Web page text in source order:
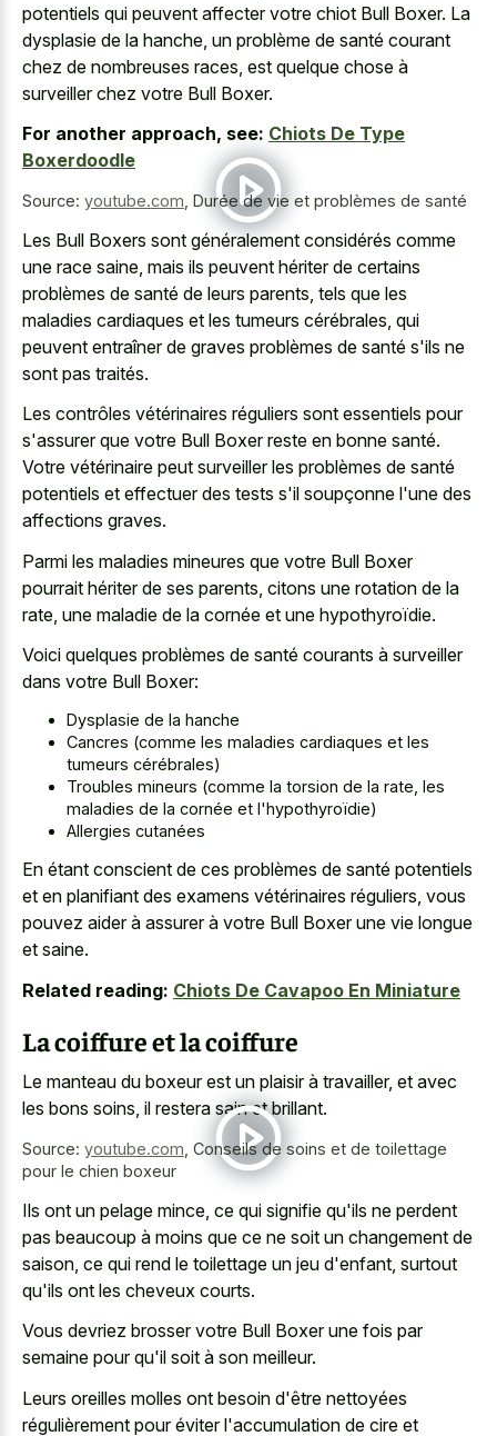
potentiels qui peuvent affecter votre chiot Bull Boxer. La
dysplasie de la hanche, un problème de santé courant
chez de nombreuses races, est quelque chose à
surveiller chez votre Bull Boxer.
For another approach, see: Chiots De Type
Boxerdoodle
Source: youtube.com Durée de vie et problèmes de santé
Les Bull Boxers sont généralement considérés comme
une race saine, mais ils peuvent hériter de certains
problèmes de santé de leurs parents, tels que les
maladies cardiaques et les tumeurs cérébrales, qui
peuvent entraîner de graves problèmes de santé s'ils ne
sont pas traités.
Les contrôles vétérinaires réguliers sont essentiels pour
s'assurer que votre Bull Boxer reste en bonne santé.
Votre vétérinaire peut surveiller les problèmes de santé
potentiels et effectuer des tests s'il soupçonne l'une des
affections graves.
Parmi les maladies mineures que votre Bull Boxer
pourrait hériter de ses parents, citons une rotation de la
rate, une maladie de la cornée et une hypothyroïdie.
Voici quelques problèmes de santé courants à surveiller
dans votre Bull Boxer:
Dysplasie de la hanche
Cancres (comme les maladies cardiaques et les
tumeurs cérébrales)
Troubles mineurs (comme la torsion de la rate, les
maladies de la cornée et l'hypothyroïdie)
Allergies cutanées
En étant conscient de ces problèmes de santé potentiels
et en planifiant des examens vétérinaires réguliers, vous
pouvez aider à assurer à votre Bull Boxer une vie longue
et saine.
Related reading: Chiots De Cavapoo En Miniature
La coiffure et la coiffure
Le manteau du boxeur est un plaisir à travailler, et avec
les bons soins, il restera sain et brillant.
Source: youtube.com Conseils de soins et de toilettage
pour le chien boxeur
Ils ont un pelage mince, ce qui signifie qu'ils ne perdent
pas beaucoup à moins que ce ne soit un changement de
saison, ce qui rend le toilettage un jeu d'enfant, surtout
qu'ils ont les cheveux courts.
Vous devriez brosser votre Bull Boxer une fois par
semaine pour qu'il soit à son meilleur.
Leurs oreilles molles ont besoin d'être nettoyées
régulièrement pour éviter l'accumulation de cire et